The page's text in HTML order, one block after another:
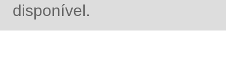
disponível.